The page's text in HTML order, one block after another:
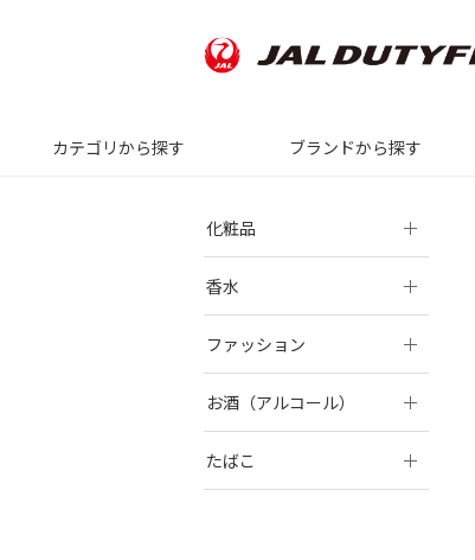
カテゴリから探す ブランドから探す
化粧品
香水
ファッション
お酒（アルコール）
たばこ